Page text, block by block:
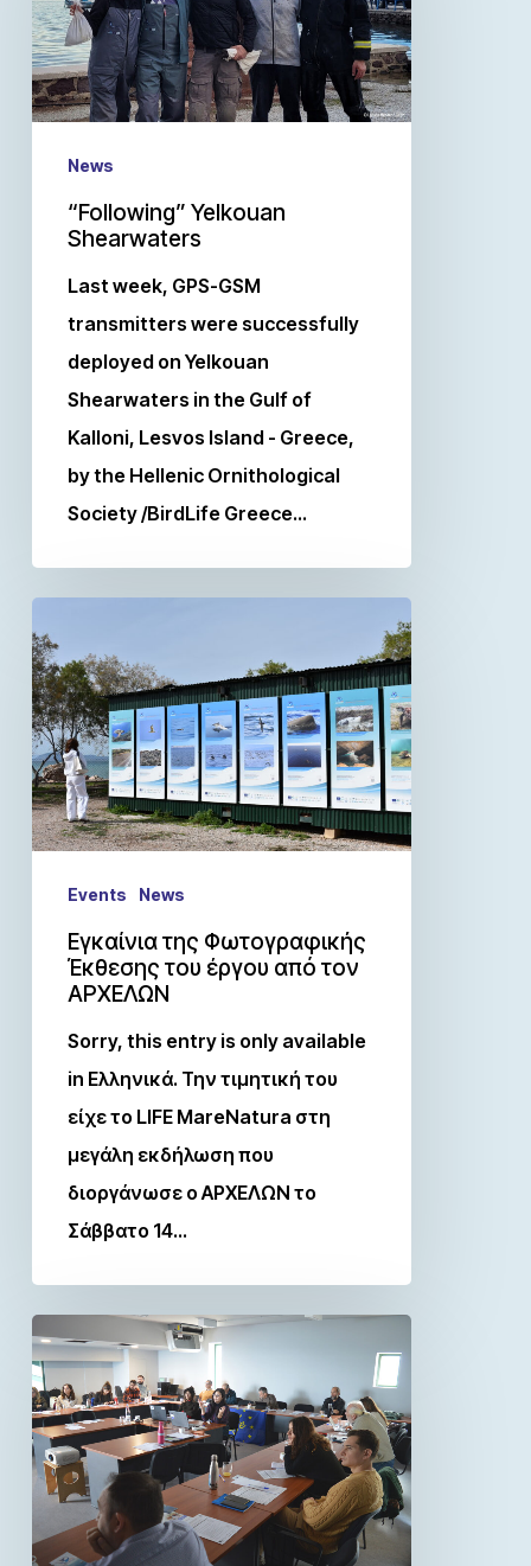
News
“Following” Yelkouan
Shearwaters
Last week, GPS-GSM
transmitters were successfully
deployed on Yelkouan
Shearwaters in the Gulf of
Kalloni, Lesvos Island - Greece,
by the Hellenic Ornithological
Society /BirdLife Greece…
Events News
Εγκαίνια της Φωτογραφικής
Έκθεσης του έργου από τον
ΑΡΧΕΛΩΝ
Sorry, this entry is only available
in Ελληνικά. Την τιμητική του
είχε το LIFE MareNatura στη
μεγάλη εκδήλωση που
διοργάνωσε ο ΑΡΧΕΛΩΝ το
Σάββατο 14…